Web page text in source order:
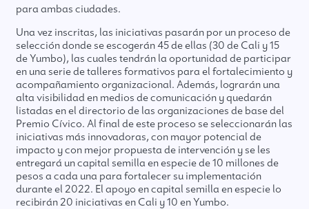
para ambas ciudades.
Una vez inscritas, las iniciativas pasarán por un proceso de
selección donde se escogerán 45 de ellas (30 de Cali y 15
de Yumbo), las cuales tendrán la oportunidad de participar
en una serie de talleres formativos para el fortalecimiento y
acompañamiento organizacional. Además, lograrán una
alta visibilidad en medios de comunicación y quedarán
listadas en el directorio de las organizaciones de base del
Premio Cívico. Al final de este proceso se seleccionarán las
iniciativas más innovadoras, con mayor potencial de
impacto y con mejor propuesta de intervención y se les
entregará un capital semilla en especie de 10 millones de
pesos a cada una para fortalecer su implementación
durante el 2022. El apoyo en capital semilla en especie lo
recibirán 20 iniciativas en Cali y 10 en Yumbo.